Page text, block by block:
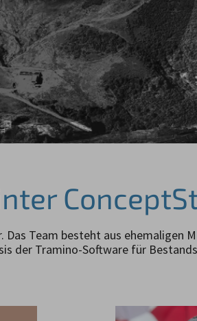
Team besteht aus ehemaligen
der Tramino-Software für